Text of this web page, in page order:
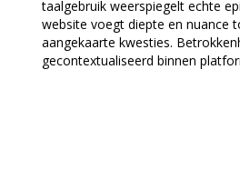
taalgebruik weerspiegelt echte
website voegt diepte en nuance
aangekaarte kwesties.
gecontextualiseerd binnen